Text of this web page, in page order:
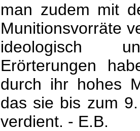
man zudem mit
Munitionsvorräte
ideologisch
Erörterungen
durch ihr hohes
das sie bis zum
verdient. - E.B.